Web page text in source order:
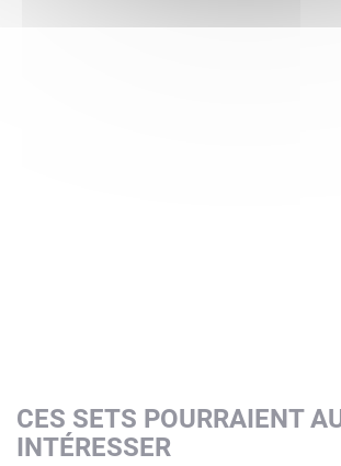
CES SETS POURRAIENT
INTÉRESSER